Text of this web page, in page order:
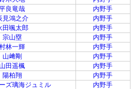
良竜哉
内野手
見鴻之介
内野手
田颯太郎
内野手
宗山塁
内野手
林一輝
内野手
山﨑剛
内野手
山田遥楓
内野手
陽柏翔
内野手
ズ璃海ジュミル
内野手